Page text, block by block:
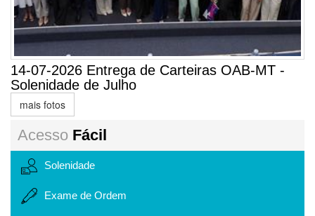
14-07-2026 Entrega de Carteiras OAB-MT -
Solenidade de Julho
mais fotos
Acesso Fácil
Solenidade
Exame de Ordem